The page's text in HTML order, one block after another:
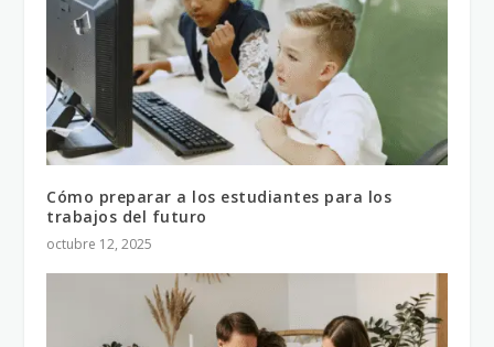
Cómo preparar a los estudiantes para los
trabajos del futuro
octubre 12, 2025